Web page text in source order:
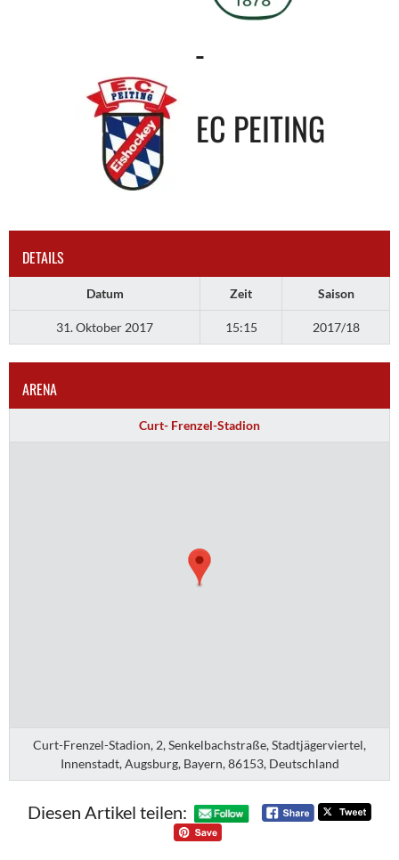
-
EC PEITING
DETAILS
Datum Zeit Saison
31. Oktober 2017 15:15 2017/18
ARENA
Curt- Frenzel-Stadion
Curt-Frenzel-Stadion, 2, Senkelbachstraße, Stadtjägerviertel,
Innenstadt, Augsburg, Bayern, 86153, Deutschland
Diesen Artikel teilen: